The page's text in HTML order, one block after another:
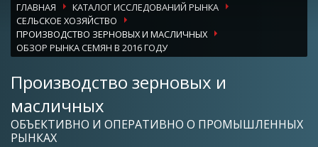
ГЛАВНАЯ
КАТАЛОГ ИССЛЕДОВАНИЙ РЫНКА
СЕЛЬСКОЕ ХОЗЯЙСТВО
ПРОИЗВОДСТВО ЗЕРНОВЫХ И МАСЛИЧНЫХ
ОБЗОР РЫНКА СЕМЯН В 2016 ГОДУ
Производство зерновых и
масличных
ОБЪЕКТИВНО И ОПЕРАТИВНО О ПРОМЫШЛЕННЫХ
РЫНКАХ